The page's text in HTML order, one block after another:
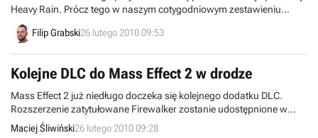
Heavy Rain. Prócz tego w naszym cotygodniowym zestawieniu
najciekawszych ofert dla graczy znalazło się kilka innych
smakowitych kąsków, do których skosztowania serdecznie
Filip Grabski26 lutego 2010 09:53
Kolejne DLC do Mass Effect 2 w drodze
Mass Effect 2 już niedługo doczeka się kolejnego dodatku DLC.
Rozszerzenie zatytułowane Firewalker zostanie udostępnione w
sieci Cerberus Network pod koniec marca.
Maciej Śliwiński26 lutego 2010 09:28